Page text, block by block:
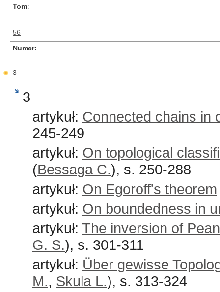
Tom
56
Numer
3
3
artykuł: Connected chains in
245-249
artykuł: On topological
(Bessaga C.), s. 250-288
artykuł: On Egoroff's theorem
artykuł: On boundedness in
artykuł: The inversion of
G. S.), s. 301-311
artykuł: Über gewisse
M., Skula L.), s. 313-324